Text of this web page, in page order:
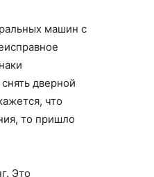
машин с
дверной
что
то пришло
Это